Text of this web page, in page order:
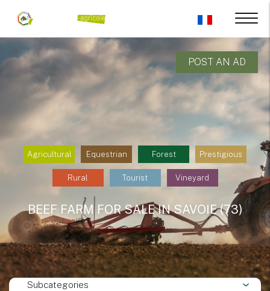
POST AN AD
Agricultural Equestrian Forest Prestigious
Rural Tourist Vineyard
BEEF FARM FOR SALE IN SAVOIE (73)
Subcategories